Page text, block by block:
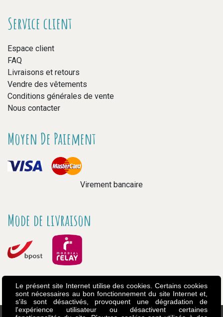
Service client
Espace client
FAQ
Livraisons et retours
Vendre des vêtements
Conditions générales de vente
Nous contacter
Moyen De Paiement
Virement bancaire
Mode de livraison
Le présent site Internet utilise des cookies. Certains cookies
sont nécessaires au bon fonctionnement du site Internet et,
s'ils sont désactivés, provoquent une dégradation de
l'expérience utilisateur ou désactivent certaines